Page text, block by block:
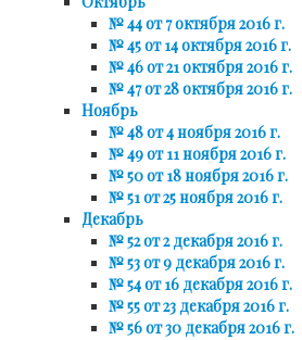
№ 44 от 7 октября 2016 г.
№ 45 от 14 октября 2016 г.
№ 46 от 21 октября 2016 г.
№ 47 от 28 октября 2016 г.
Ноябрь
№ 48 от 4 ноября 2016 г.
№ 49 от 11 ноября 2016 г.
№ 50 от 18 ноября 2016 г.
№ 51 от 25 ноября 2016 г.
Декабрь
№ 52 от 2 декабря 2016 г.
№ 53 от 9 декабря 2016 г.
№ 54 от 16 декабря 2016 г.
№ 55 от 23 декабря 2016 г.
№ 56 от 30 декабря 2016 г.